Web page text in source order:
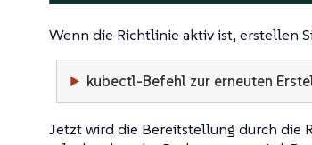
Wenn die Richtlinie aktiv ist, erstellen
kubectl-Befehl zur erneuten
Jetzt wird die Bereitstellung durch die